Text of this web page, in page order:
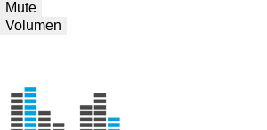
Mute
Volumen